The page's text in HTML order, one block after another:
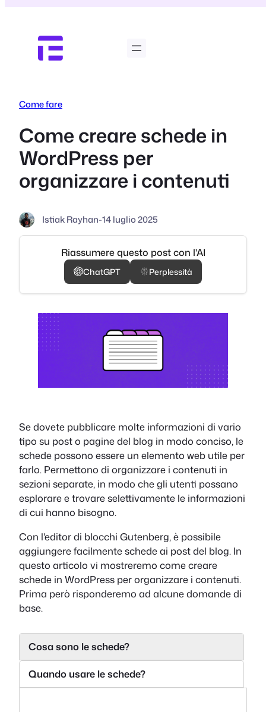
contenuto
Come fare
Come creare schede in
WordPress per
organizzare i contenuti
Istiak Rayhan-14 luglio 2025
Riassumere questo post con l'AI
ChatGPT Perplessità
Se dovete pubblicare molte informazioni di vario
tipo su post o pagine del blog in modo conciso, le
schede possono essere un elemento web utile per
farlo. Permettono di organizzare i contenuti in
sezioni separate, in modo che gli utenti possano
esplorare e trovare selettivamente le informazioni
di cui hanno bisogno.
Con l'editor di blocchi Gutenberg, è possibile
aggiungere facilmente schede ai post del blog. In
questo articolo vi mostreremo come creare
schede in WordPress per organizzare i contenuti.
Prima però risponderemo ad alcune domande di
base.
Cosa sono le schede?
Quando usare le schede?